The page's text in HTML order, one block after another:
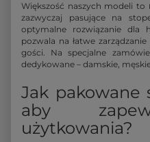
Większość naszych modeli to
zazwyczaj pasujące na
optymalne rozwiązanie dla
pozwala na łatwe
gości. Na specjalne
dedykowane – damskie,
Jak pakowane
aby
użytkowania?